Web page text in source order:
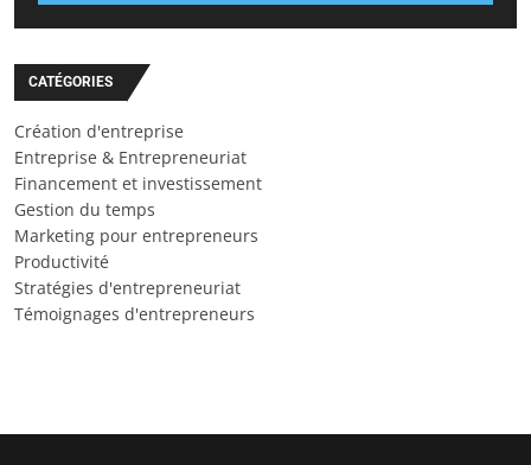
CATÉGORIES
Création d'entreprise
Entreprise & Entrepreneuriat
Financement et investissement
Gestion du temps
Marketing pour entrepreneurs
Productivité
Stratégies d'entrepreneuriat
Témoignages d'entrepreneurs